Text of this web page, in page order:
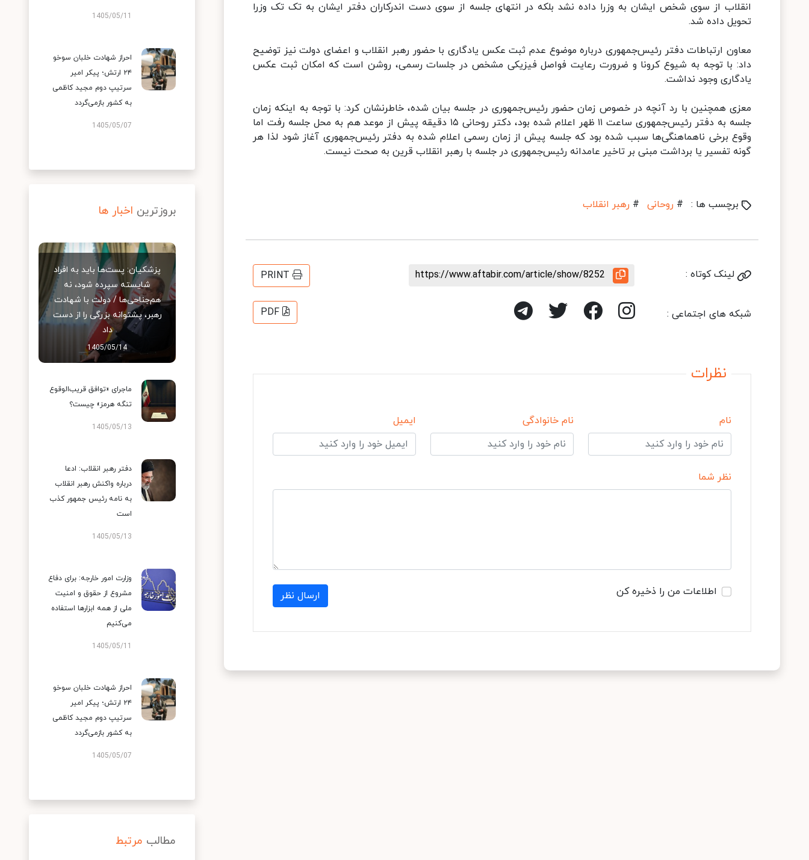
انقلاب از سوی شخص ایشان به وزرا داده نشد بلکه در انتهای جلسه از سوی دست اندرکاران دفتر ایشان به تک تک وزرا
تحویل داده شد.
معاون ارتباطات دفتر رئیس‌جمهوری درباره موضوع عدم ثبت عکس یادگاری با حضور رهبر انقلاب و اعضای دولت نیز توضیح
داد: با توجه به شیوع کرونا و ضرورت رعایت فواصل فیزیکی مشخص در جلسات رسمی،‌ روشن است که امکان ثبت عکس
یادگاری وجود نداشت.
معزی همچنین با رد آنچه در خصوص زمان حضور رئیس‌جمهوری در جلسه بیان شده، خاطرنشان کرد: با توجه به اینکه زمان
جلسه به دفتر رئیس‌جمهوری ساعت ۱۱ ظهر اعلام شده بود، دکتر روحانی ۱۵ دقیقه پیش از موعد هم به محل جلسه رفت اما
وقوع برخی ناهماهنگی‌ها سبب شده بود که جلسه پیش از زمان رسمی اعلام شده به دفتر رئیس‌جمهوری آغاز شود لذا هر
گونه تفسیر یا برداشت مبنی بر تاخیر عامدانه رئیس‌جمهوری در جلسه با رهبر انقلاب قرین به صحت نیست.
برچسب ها : # روحانی # رهبر انقلاب
لینک کوتاه : https://www.aftabir.com/article/show/8252
PRINT
شبکه های اجتماعی : PDF
نظرات
نام نام خانوادگی ایمیل
نظر شما
اطلاعات من را ذخیره کن ارسال نظر
1405/05/11
احراز شهادت خلبان سوخو
۲۴ ارتش؛ پیکر امیر
سرتیپ دوم مجید کاظمی
به کشور بازمی‌گردد
1405/05/07
بروزترین اخبار ها
پزشکیان: پست‌ها باید به افراد
شایسته سپرده شود، نه
هم‌جناحی‌ها / دولت با شهادت
رهبر، پشتوانه بزرگی را از دست
داد
1405/05/14
ماجرای «توافق قریب‌الوقوع
تنگه هرمز» چیست؟
1405/05/13
دفتر رهبر انقلاب: ادعا
درباره واکنش رهبر انقلاب
به نامه رئیس جمهور کذب
است
1405/05/13
وزارت امور خارجه: برای دفاع
مشروع از حقوق و امنیت
ملی از همه ابزارها استفاده
می‌کنیم
1405/05/11
احراز شهادت خلبان سوخو
۲۴ ارتش؛ پیکر امیر
سرتیپ دوم مجید کاظمی
به کشور بازمی‌گردد
1405/05/07
مطالب مرتبط